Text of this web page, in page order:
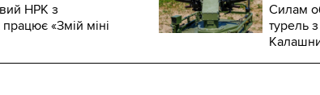
НРК з
«Змій міні
Силам
турель